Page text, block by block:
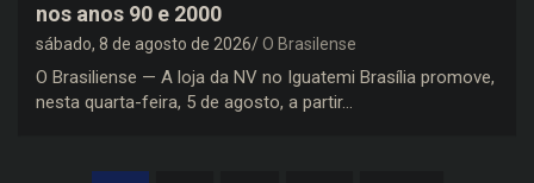
nos anos 90 e 2000
sábado, 8 de agosto de 2026 O Brasilense
O Brasiliense — A loja da NV no Iguatemi Brasília promove,
nesta quarta-feira, 5 de agosto, a partir…